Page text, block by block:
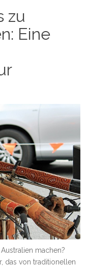
zu
Eine
machen?
das von traditionellen